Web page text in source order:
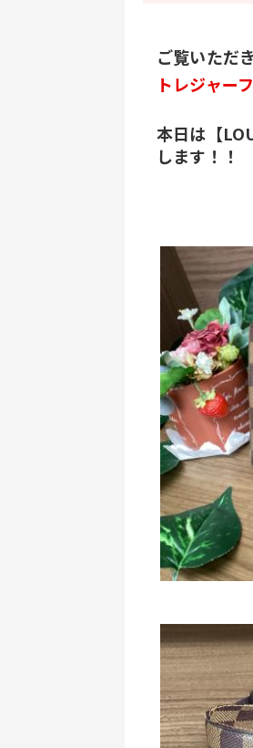
ご覧いただ
トレジャー
本日は【
します！！